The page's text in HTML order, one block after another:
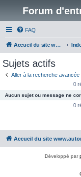
Forum
FAQ
Accueil du site www.automutilations.info
Sujets actifs
Aller à la recherche avancée
0
Aucun sujet ou message ne
0
Accueil du site
Développé par